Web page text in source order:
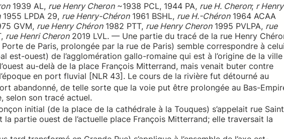
1939 AL, rue Henry Cheron~1938 PCL, 1944 PA, rue H. Cheron; r Henry
1955 LPDA 29, rue Henry-Chéron1961 BSHL, rue H.-Chéron1964 ACAA
GVM, rue Henry Chéron1982 PTT, rue Henry Cheron1995 PVLPA, rue
rue Henri Cheron2019 LVL. — Une partie du tracé de la rue Henry
de Paris, prolongée par la rue de Paris) semble correspondre à
est-ouest) de l’agglomération gallo-romaine qui est à l’origine de la ville
au-delà de la place François Mitterrand, mais venait buter contre
en port fluvial [NLR 43]. Le cours de la rivière fut détourné au
abandonné, de telle sorte que la voie put être prolongée au Bas-
selon son tracé actuel.
initial (de la place de la cathédrale à la Touques) s’appelait rue
la partie ouest de l’actuelle place François Mitterrand; elle traversait la